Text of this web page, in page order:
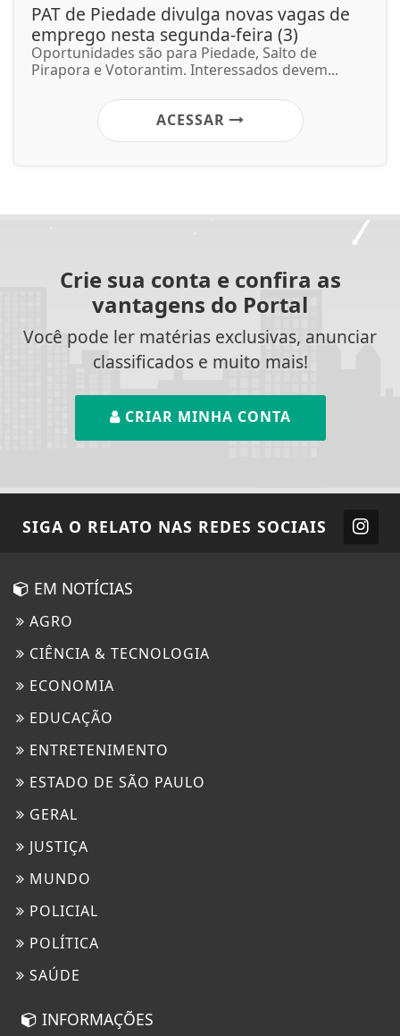
PAT de Piedade divulga novas vagas de
emprego nesta segunda-feira (3)
Oportunidades são para Piedade, Salto de
Pirapora e Votorantim. Interessados devem...
ACESSAR
Crie sua conta e confira as
vantagens do Portal
Você pode ler matérias exclusivas, anunciar
classificados e muito mais!
CRIAR MINHA CONTA
SIGA O RELATO NAS REDES SOCIAIS
EM NOTÍCIAS
AGRO
CIÊNCIA & TECNOLOGIA
ECONOMIA
EDUCAÇÃO
ENTRETENIMENTO
ESTADO DE SÃO PAULO
GERAL
JUSTIÇA
MUNDO
POLICIAL
POLÍTICA
SAÚDE
INFORMAÇÕES
Termos de Uso e Privacidade
Esse site utiliza cookies para melhorar sua
entendemos que você concorda com nossos Termos